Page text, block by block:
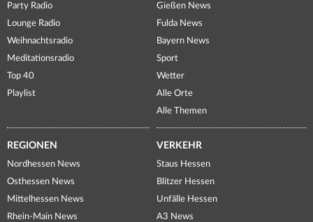
Party Radio
Lounge Radio
Weihnachtsradio
Meditationsradio
Top 40
Playlist
Gießen News
Fulda News
Bayern News
Sport
Wetter
Alle Orte
Alle Themen
REGIONEN
Nordhessen News
Osthessen News
Mittelhessen News
Rhein-Main News
VERKEHR
Staus Hessen
Blitzer Hessen
Unfälle Hessen
A3 News